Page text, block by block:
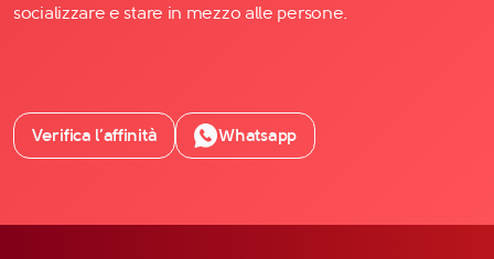
socializzare e stare in mezzo alle persone.
Verifica l’affinità Whatsapp